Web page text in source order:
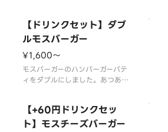
※パティに含まれる牛肉は、10
0％国産です。
※原料として配合しているチーズ
のうち、北海道産チーズは95％
です。
※チーズは工場で加熱加工をして
【ドリンクセット】ダブ
ルモスバーガー
¥1,600〜
モスバーガーのハンバーガーパテ
ィをダブルにしました。あつあつ
一部店舗ではお取り扱いのない場
合がございます。※店舗によって
【+60円ドリンクセッ
ト】モスチーズバーガー